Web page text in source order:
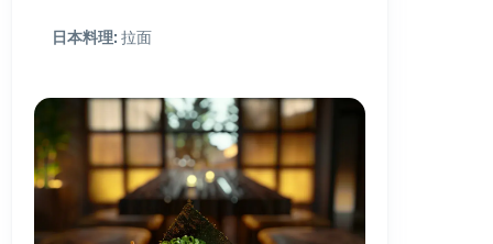
日本料理: 拉面